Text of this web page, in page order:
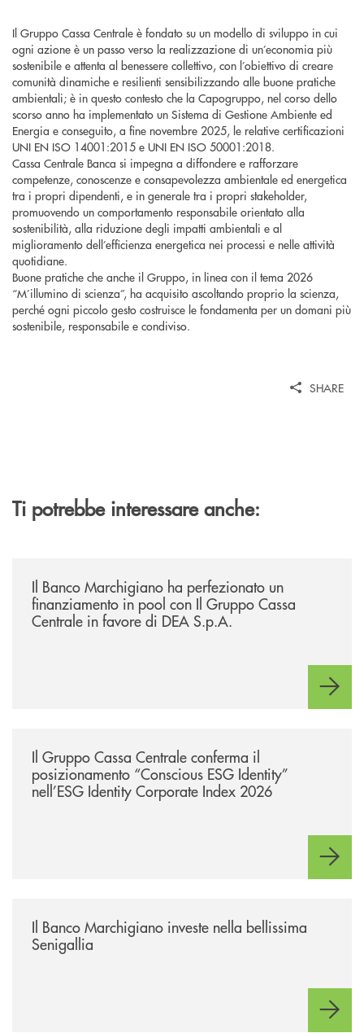
Il Gruppo Cassa Centrale è fondato su un modello di sviluppo in cui
ogni azione è un passo verso la realizzazione di un’economia più
sostenibile e attenta al benessere collettivo, con l’obiettivo di creare
comunità dinamiche e resilienti sensibilizzando alle buone pratiche
ambientali; è in questo contesto che la Capogruppo, nel corso dello
scorso anno ha implementato un Sistema di Gestione Ambiente ed
Energia e conseguito, a fine novembre 2025, le relative certificazioni
UNI EN ISO 14001:2015 e UNI EN ISO 50001:2018.
Cassa Centrale Banca si impegna a diffondere e rafforzare
competenze, conoscenze e consapevolezza ambientale ed energetica
tra i propri dipendenti, e in generale tra i propri stakeholder,
promuovendo un comportamento responsabile orientato alla
sostenibilità, alla riduzione degli impatti ambientali e al
miglioramento dell’efficienza energetica nei processi e nelle attività
quotidiane.
Buone pratiche che anche il Gruppo, in linea con il tema 2026
“M’illumino di scienza”, ha acquisito ascoltando proprio la scienza,
perché ogni piccolo gesto costruisce le fondamenta per un domani più
sostenibile, responsabile e condiviso.
SHARE
Ti potrebbe interessare anche:
Il Banco Marchigiano ha perfezionato un
finanziamento in pool con Il Gruppo Cassa
Centrale in favore di DEA S.p.A.
Il Gruppo Cassa Centrale conferma il
posizionamento “Conscious ESG Identity”
nell’ESG Identity Corporate Index 2026
Il Banco Marchigiano investe nella bellissima
Senigallia